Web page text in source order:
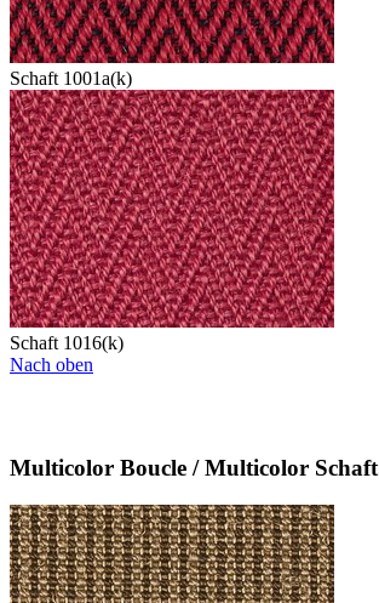
Schaft 1001a(k)
Schaft 1016(k)
Nach oben
Multicolor Boucle / Multicolor Schaft